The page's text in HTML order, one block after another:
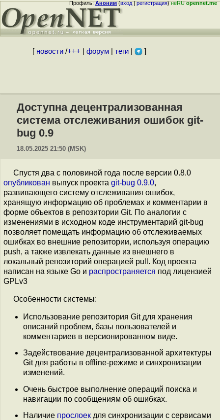
Профиль:Аноним(вход|регистрация)неRUopennet.me
[ новости/+++ форум| теги| ]
Доступна децентрализованная
система отслеживания ошибок git-
bug 0.9
18.05.2025 21:50 (MSK)
Спустя два с половиной года после версии 0.8.0
опубликован выпуск проекта git-bug 0.9.0,
развивающего систему отслеживания ошибок,
хранящую информацию об проблемах и комментарии в
форме объектов в репозитории Git. По аналогии с
изменениями в исходном коде инструментарий git-bug
позволяет помещать информацию об отслеживаемых
ошибках во внешние репозитории, используя операцию
push, а также извлекать данные из внешнего в
локальный репозиторий операцией pull. Код проекта
написан на языке Go и распространяется под лицензией
GPLv3
Особенности системы:
Использование репозитория Git для хранения
описаний проблем, базы пользователей и
комментариев в версионированном виде.
Задействование децентрализованной архитектуры
Git для работы в offline-режиме и синхронизации
изменений.
Очень быстрое выполнение операций поиска и
навигации по сообщениям об ошибках.
Наличие прослоек для синхронизации с сервисами